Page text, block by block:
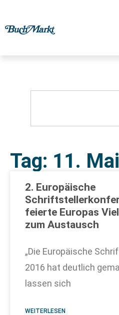
Tag: 11.
2. Europäische
feierte Europas
zum Austausch
„Die Europäische
2016 hat deutlich
lassen sich
WEITERLESEN